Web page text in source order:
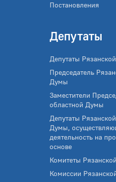
Постановления
Депутаты
Депутаты
Председатель
Думы
Заместители
областной Думы
Депутаты
Думы,
деятельность на
основе
Комитеты
Комиссии